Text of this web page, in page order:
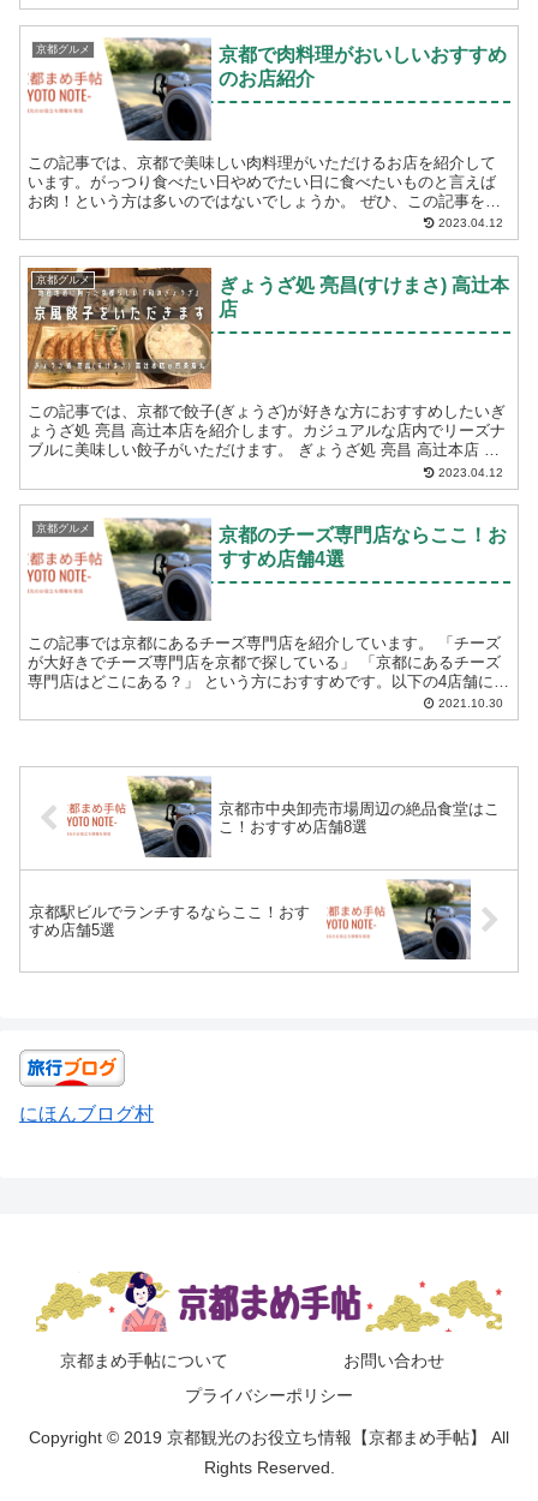
京都グルメ
京都で肉料理がおいしいおすすめ
のお店紹介
この記事では、京都で美味しい肉料理がいただけるお店を紹介して
います。がっつり食べたい日やめでたい日に食べたいものと言えば
お肉！という方は多いのではないでしょうか。 ぜひ、この記事を参
2023.04.12
京都グルメ
ぎょうざ処 亮昌(すけまさ) 高辻本
店
この記事では、京都で餃子(ぎょうざ)が好きな方におすすめしたいぎ
ょうざ処 亮昌 高辻本店を紹介します。カジュアルな店内でリーズナ
ブルに美味しい餃子がいただけます。 ぎょうざ処 亮昌 高辻本店 餃
2023.04.12
京都グルメ
京都のチーズ専門店ならここ！お
すすめ店舗4選
この記事では京都にあるチーズ専門店を紹介しています。 「チーズ
が大好きでチーズ専門店を京都で探している」 「京都にあるチーズ
専門店はどこにある？」 という方におすすめです。以下の4店舗につ
2021.10.30
京都市中央卸売市場周辺の絶品食堂はこ
こ！おすすめ店舗8選
京都駅ビルでランチするならここ！おす
すめ店舗5選
にほんブログ村
京都まめ手帖について
お問い合わせ
プライバシーポリシー
Copyright © 2019 京都観光のお役立ち情報【京都まめ手帖】 All
Rights Reserved.